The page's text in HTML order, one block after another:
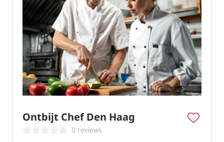
Ontbijt Chef Den Haag
0 reviews